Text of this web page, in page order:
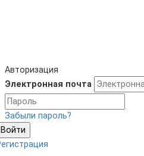
Авторизация
Электронная почта
Забыли пароль?
Войти